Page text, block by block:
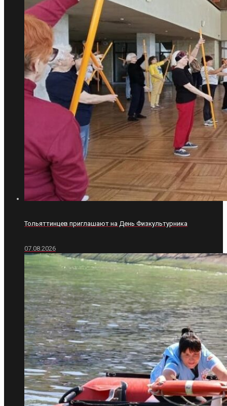
Тольяттинцев приглашают на День Физкультурника
07.08.2026